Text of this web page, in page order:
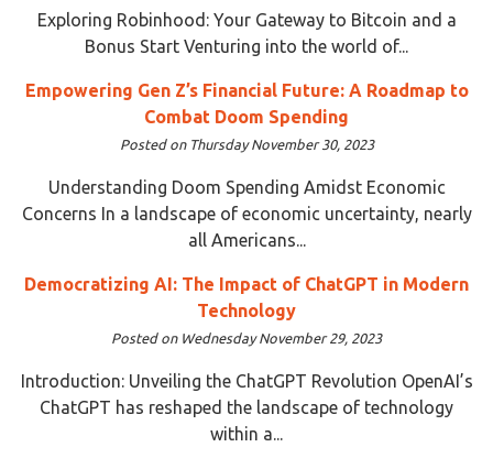
Exploring Robinhood: Your Gateway to Bitcoin and a
Bonus Start Venturing into the world of...
Empowering Gen Z’s Financial Future: A Roadmap to
Combat Doom Spending
Posted on Thursday November 30, 2023
Understanding Doom Spending Amidst Economic
Concerns In a landscape of economic uncertainty, nearly
all Americans...
Democratizing AI: The Impact of ChatGPT in Modern
Technology
Posted on Wednesday November 29, 2023
Introduction: Unveiling the ChatGPT Revolution OpenAI’s
ChatGPT has reshaped the landscape of technology
within a...